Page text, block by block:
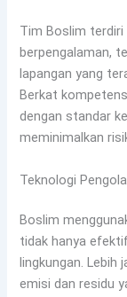
Tim Boslim terdiri
berpengalaman,
lapangan yang
Berkat
dengan standar
meminimalkan
Teknologi
Boslim
tidak hanya
lingkungan. Lebih
emisi dan residu